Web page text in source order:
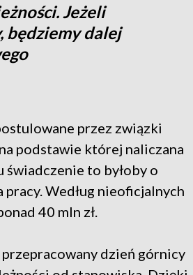
Jeżeli
będziemy dalej
przez związki
podstawie której naliczana
świadczenie to byłoby o
Według nieoficjalnych
40 mln zł.
dzień górnicy